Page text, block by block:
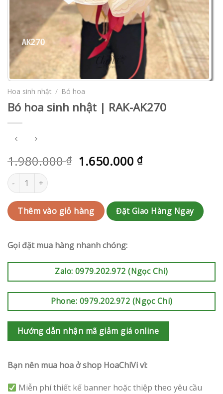
Hoa sinh nhật / Bó hoa
Bó hoa sinh nhật | RAK-AK270
1.980.000₫ 1.650.000 ₫
Bó hoa sinh nhật | RAK-AK270 số lượng
Thêm vào giỏ hàng Đặt Giao Hàng Ngay
Gọi đặt mua hàng nhanh chóng:
Zalo: 0979.202.972 (Ngọc Chi)
Phone: 0979.202.972 (Ngọc Chi)
Hướng dẫn nhận mã giảm giá online
Bạn nên mua hoa ở shop HoaChiVi vì:
Miễn phí thiết kế banner hoặc thiệp theo yêu cầu